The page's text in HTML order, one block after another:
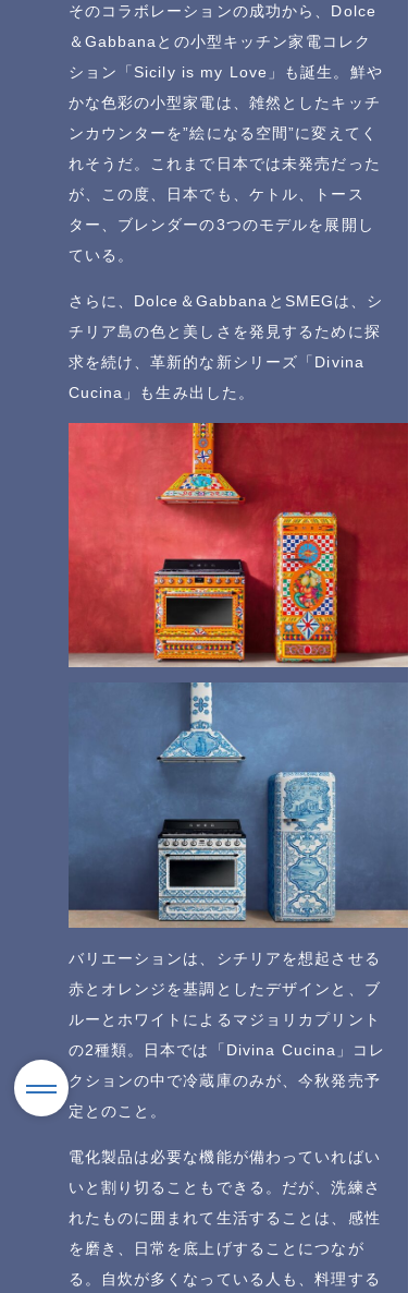
そのコラボレーションの成功から、Dolce
＆Gabbanaとの小型キッチン家電コレク
ション「Sicily is my Love」も誕生。鮮や
かな色彩の小型家電は、雑然としたキッチ
ンカウンターを”絵になる空間”に変えてく
れそうだ。これまで日本では未発売だった
が、この度、日本でも、ケトル、トース
ター、ブレンダーの3つのモデルを展開し
ている。
さらに、Dolce＆GabbanaとSMEGは、シ
チリア島の色と美しさを発見するために探
求を続け、革新的な新シリーズ「Divina
Cucina」も生み出した。
バリエーションは、シチリアを想起させる
赤とオレンジを基調としたデザインと、ブ
ルーとホワイトによるマジョリカプリント
の2種類。日本では「Divina Cucina」コレ
クションの中で冷蔵庫のみが、今秋発売予
定とのこと。
電化製品は必要な機能が備わっていればい
いと割り切ることもできる。だが、洗練さ
れたものに囲まれて生活することは、感性
を磨き、日常を底上げすることにつなが
る。自炊が多くなっている人も、料理する